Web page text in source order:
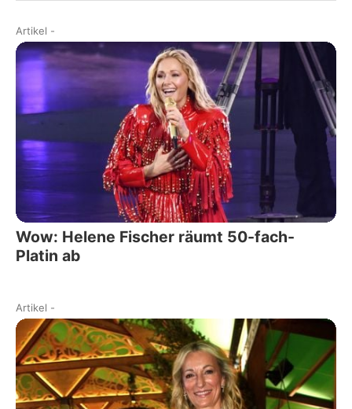
Artikel -
Wow: Helene Fischer räumt 50-fach-
Platin ab
Artikel -